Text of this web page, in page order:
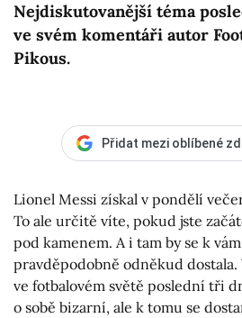
Nejdiskutovanější téma
ve svém komentáři autor
Pikous.
Přidat mezi oblíbené
Lionel Messi získal v pondělí
To ale určitě víte, pokud jste
pod kamenem. A i tam by se k
pravděpodobně odněkud
ve fotbalovém světě poslední tři
o sobě bizarní, ale k tomu se